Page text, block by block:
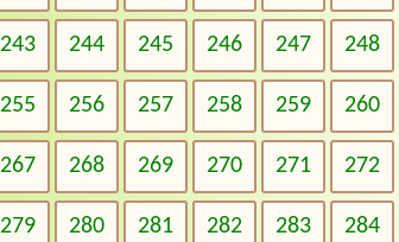
243 244 245 246 247 248
255 256 257 258 259 260
267 268 269 270 271 272
279 280 281 282 283 284